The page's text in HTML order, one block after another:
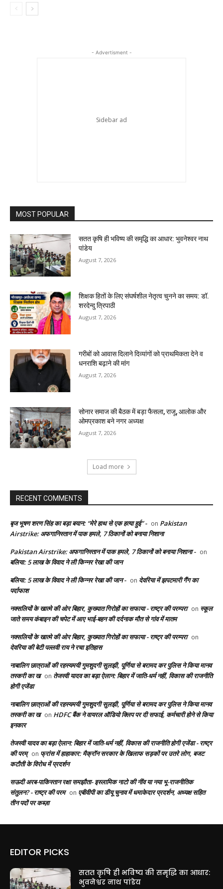
- Advertisment -
MOST POPULAR
सतत कृषि ही भविष्य की समृद्धि का आधार: भुवनेश्वर नाथ
पांडेय
August 7, 2026
शिक्षक हितों के लिए संघर्षशील नेतृत्व चुनने का समय: डॉ.
शरदेन्दु त्रिपाठी
August 7, 2026
गरीबों को आवास दिलाने दिव्यांगों को प्राथमिकता देने व
धनराशि बढ़ाने की मांग
August 7, 2026
सोनार समाज की बैठक में बड़ा फैसला, राजू, आलोक और
ओमप्रकाश बने नगर अध्यक्ष
August 7, 2026
Load more
RECENT COMMENTS
बृज भूषण शरण सिंह का बड़ा बयान: “मेरे हाथ से एक हत्या हुई” - on Pakistan
Airstrike: अफगानिस्तान में पाक हमले, 7 ठिकानों को बनाया निशाना
Pakistan Airstrike: अफगानिस्तान में पाक हमले, 7 ठिकानों को बनाया निशाना - on
बलिया: 5 लाख के विवाद ने ली किन्नर रेखा की जान
बलिया: 5 लाख के विवाद ने ली किन्नर रेखा की जान - on देवरिया में झपटमारी गैंग का
पर्दाफाश
नक्सलियों के खात्मे की ओर बिहार, कुख्यात गिरोहों का सफाया - राष्ट्र की परम्परा on स्कूल
जाते समय कंबाइन की चपेट में आए भाई-बहन की दर्दनाक मौत से गांव में मातम
नक्सलियों के खात्मे की ओर बिहार, कुख्यात गिरोहों का सफाया - राष्ट्र की परम्परा on
देवरिया की बेटी पल्लवी राय ने रचा इतिहास
नाबालिग छात्राओं की रहस्यमयी गुमशुदगी सुलझी, पूर्णिया से बरामद कर पुलिस ने किया मानव
तस्करी का ख on तेजस्वी यादव का बड़ा ऐलान: बिहार में जाति-धर्म नहीं, विकास की राजनीति
होगी एजेंडा
नाबालिग छात्राओं की रहस्यमयी गुमशुदगी सुलझी, पूर्णिया से बरामद कर पुलिस ने किया मानव
तस्करी का ख on HDFC बैंक ने वायरल ऑडियो क्लिप पर दी सफाई, कर्मचारी होने से किया
इनकार
तेजस्वी यादव का बड़ा ऐलान: बिहार में जाति-धर्म नहीं, विकास की राजनीति होगी एजेंडा - राष्ट्र
की परम् on फ्रांस में हाहाकार: मैक्रॉन सरकार के खिलाफ सड़कों पर उतरे लोग, बजट
कटौती के विरोध में प्रदर्शन
सऊदी अरब-पाकिस्तान रक्षा समझौता- इस्लामिक नाटो की नींव या नया भू-राजनीतिक
संतुलन? - राष्ट्र की परम on एबीवीपी का डीयू चुनाव में धमाकेदार प्रदर्शन, अध्यक्ष सहित
तीन पदों पर कब्ज़ा
EDITOR PICKS
सतत कृषि ही भविष्य की समृद्धि का आधार:
भुवनेश्वर नाथ पांडेय